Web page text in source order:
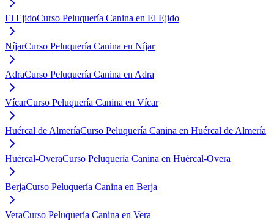
El EjidoCurso Peluquería Canina en El Ejido
NíjarCurso Peluquería Canina en Níjar
AdraCurso Peluquería Canina en Adra
VícarCurso Peluquería Canina en Vícar
Huércal de AlmeríaCurso Peluquería Canina en Huércal de Almería
Huércal-OveraCurso Peluquería Canina en Huércal-Overa
BerjaCurso Peluquería Canina en Berja
VeraCurso Peluquería Canina en Vera